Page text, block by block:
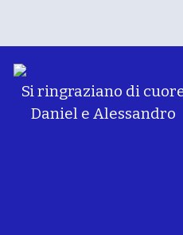
Si ringraziano di
Daniel e Alessandro